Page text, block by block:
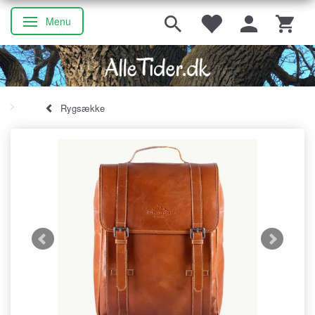
Skifte navigation
Menu
Rygsække